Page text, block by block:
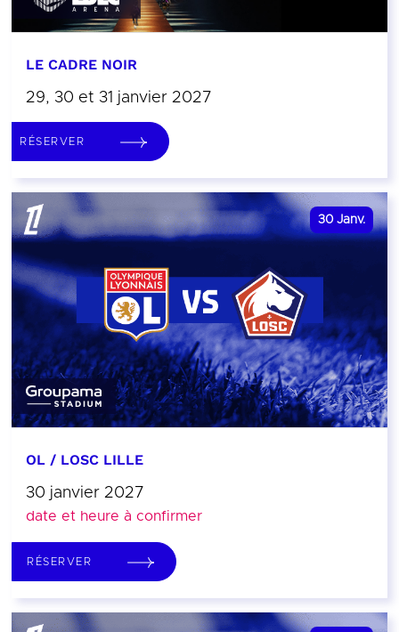
LE CADRE NOIR
29, 30 et 31 janvier 2027
RÉSERVER
30 Janv.
OL / LOSC LILLE
30 janvier 2027
date et heure à confirmer
RÉSERVER